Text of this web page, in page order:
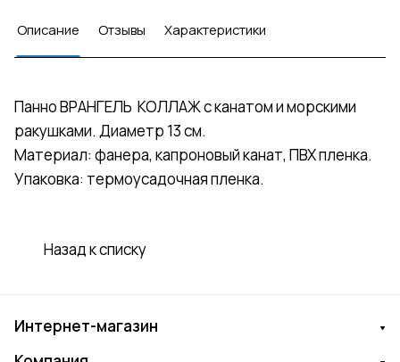
Описание Отзывы Характеристики
Панно ВРАНГЕЛЬ КОЛЛАЖ с канатом и морскими
ракушками. Диаметр 13 см.
Материал: фанера, капроновый канат, ПВХ пленка.
Упаковка: термоусадочная пленка.
Назад к списку
Интернет-магазин